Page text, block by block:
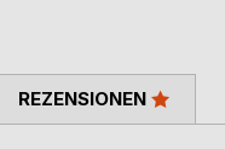
REZENSIONEN